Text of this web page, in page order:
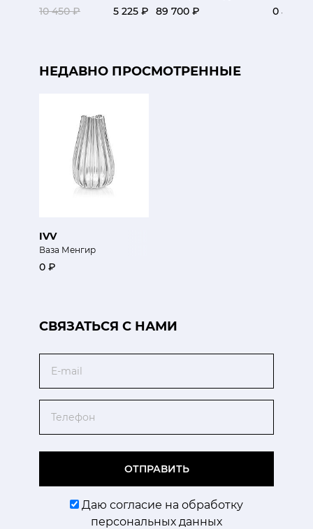
10 450 ₽ 5 225 ₽ 89 700 ₽ 0 ₽
НЕДАВНО ПРОСМОТРЕННЫЕ
IVV
Ваза Менгир
0 ₽
CВЯЗАТЬСЯ С НАМИ
ОТПРАВИТЬ
Даю согласие на обработку
персональных данных